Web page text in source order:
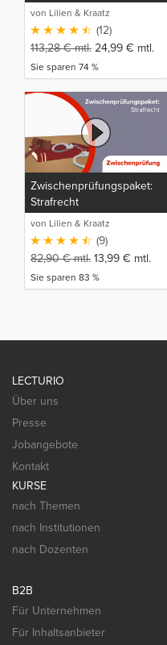
von Lilien & Kraatz
(12)
113,28€mtl. 24,99 € mtl.
Sie sparen 74 %
Zwischenprüfungspaket:
Strafrecht
von Lilien & Kraatz
(9)
82,90€mtl. 13,99 € mtl.
Sie sparen 83 %
LECTURIO
Über uns
Presse
Jobangebote
Kontakt
KURSE
nach Themen
nach Institutionen
nach Dozenten
B2B
Für Unternehmen
Für Inhaltsanbieter